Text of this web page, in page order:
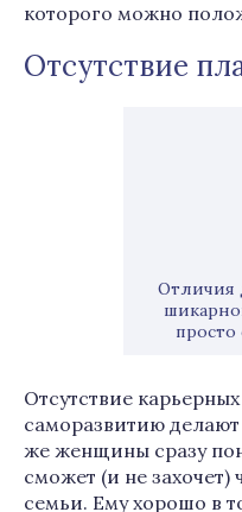
которого можно
Отсутствие
Отличия
Отсутствие
саморазвитию
же женщины сразу
сможет (и не захочет)
семьи. Ему хорошо в